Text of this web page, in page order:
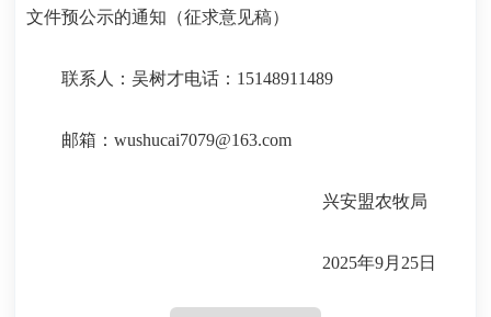
文件预公示的通知（征求意见稿）
联系人：吴树才电话：15148911489
邮箱：wushucai7079@163.com
兴安盟农牧局
2025年9月25日